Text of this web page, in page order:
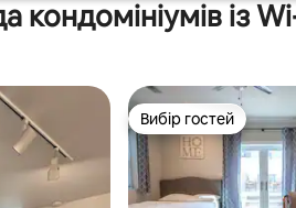
кондомініумів із
Вибір гостей
Вибір гостей